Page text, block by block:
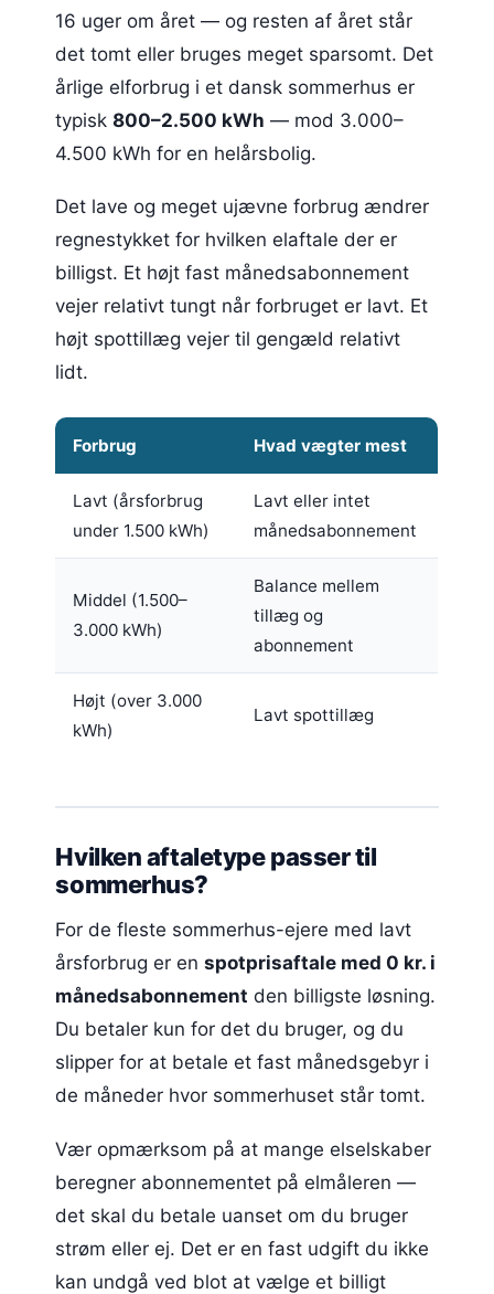
16 uger om året — og resten af året står
det tomt eller bruges meget sparsomt. Det
årlige elforbrug i et dansk sommerhus er
typisk800–2.500 kWh — mod 3.000–
4.500 kWh for en helårsbolig.
Det lave og meget ujævne forbrug ændrer
regnestykket for hvilken elaftale der er
billigst. Et højt fast månedsabonnement
vejer relativt tungt når forbruget er lavt. Et
højt spottillæg vejer til gengæld relativt
lidt.
Forbrug Hvad vægter mest
Lavt (årsforbrug
under 1.500 kWh)
Lavt eller intet
månedsabonnement
Middel (1.500–
3.000 kWh)
Balance mellem
tillæg og
abonnement
Højt (over 3.000
kWh)
Lavt spottillæg
Hvilken aftaletype passer til
sommerhus?
For de fleste sommerhus-ejere med lavt
årsforbrug er enspotprisaftale med 0 kr. i
månedsabonnement den billigste løsning.
Du betaler kun for det du bruger, og du
slipper for at betale et fast månedsgebyr i
de måneder hvor sommerhuset står tomt.
Vær opmærksom på at mange elselskaber
beregner abonnementet på elmåleren —
det skal du betale uanset om du bruger
strøm eller ej. Det er en fast udgift du ikke
kan undgå ved blot at vælge et billigt